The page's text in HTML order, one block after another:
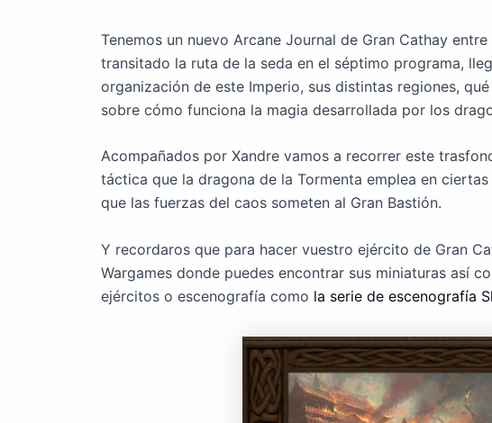
Tenemos un nuevo Arcane Journal de Gran Cathay
transitado la ruta de la seda en el séptimo programa,
organización de este Imperio, sus distintas regiones,
sobre cómo funciona la magia desarrollada por los
Acompañados por Xandre vamos a recorrer este
táctica que la dragona de la Tormenta emplea en
que las fuerzas del caos someten al Gran Bastión.
Y recordaros que para hacer vuestro ejército de Gran
Wargames donde puedes encontrar sus miniaturas así
ejércitos o escenografía como la serie de escenografía